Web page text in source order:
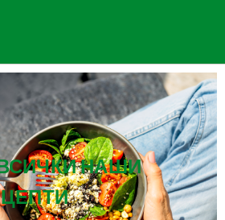
НАШИ